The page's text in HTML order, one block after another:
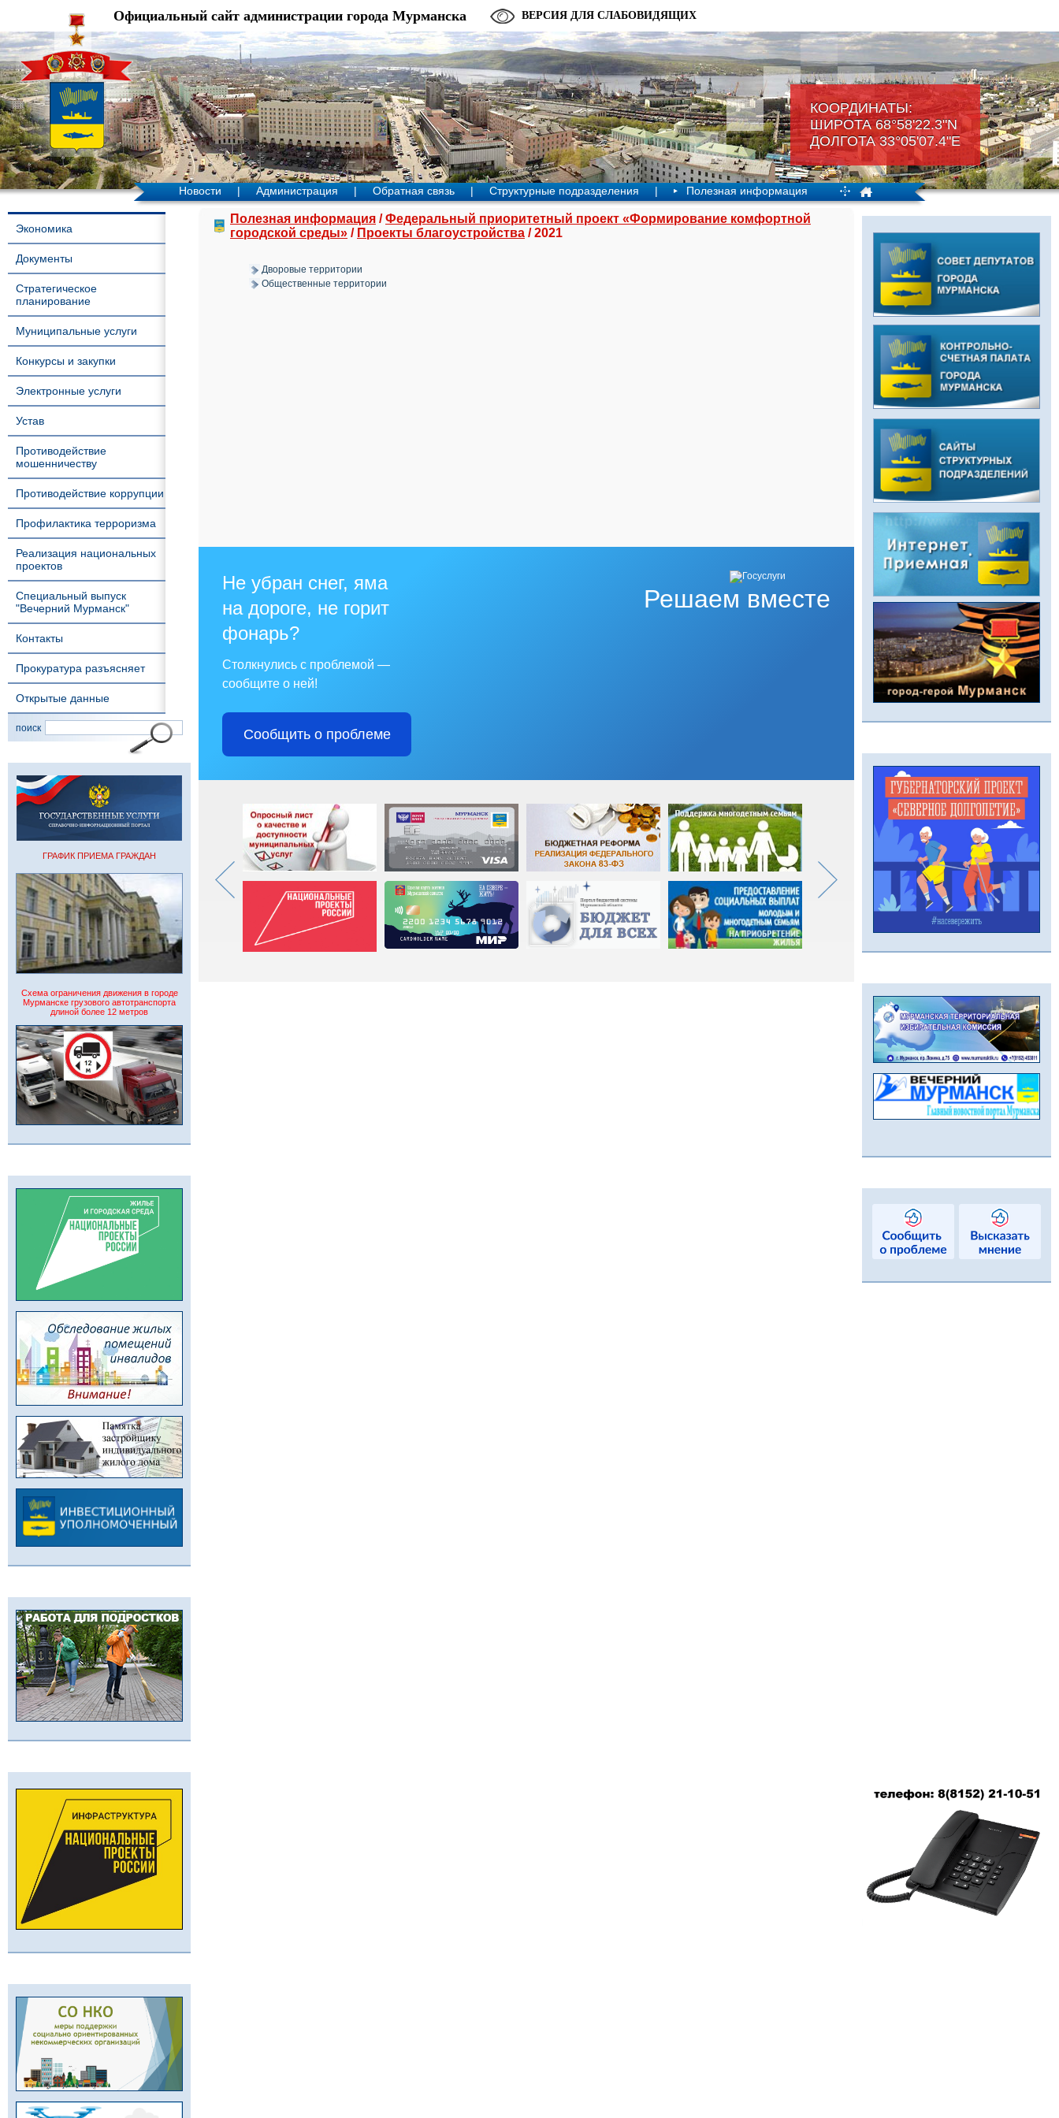
КООРДИНАТЫ:
ШИРОТА 68°58'22.3"N
ДОЛГОТА 33°05'07.4"Е
Официальный сайт администрации города Мурманска ВЕРСИЯ ДЛЯ СЛАБОВИДЯЩИХ
Новости | Администрация | Обратная связь | Структурные подразделения | Полезная информация
Экономика
Документы
Стратегическое
планирование
Муниципальные услуги
Конкурсы и закупки
Электронные услуги
Устав
Противодействие
мошенничеству
Противодействие коррупции
Профилактика терроризма
Реализация национальных
проектов
Специальный выпуск
"Вечерний Мурманск"
Контакты
Прокуратура разъясняет
Открытые данные
поиск
ГРАФИК ПРИЕМА ГРАЖДАН
Схема ограничения движения в городе
Мурманске грузового автотранспорта
длиной более 12 метров
Полезная информация /Федеральный приоритетный проект «Формирование комфортной
городской среды» / Проекты благоустройства / 2021
Дворовые территории
Общественные территории
Решаем вместе
Не убран снег, яма
на дороге, не горит
фонарь?
Столкнулись с проблемой —
сообщите о ней!
Сообщить о проблеме